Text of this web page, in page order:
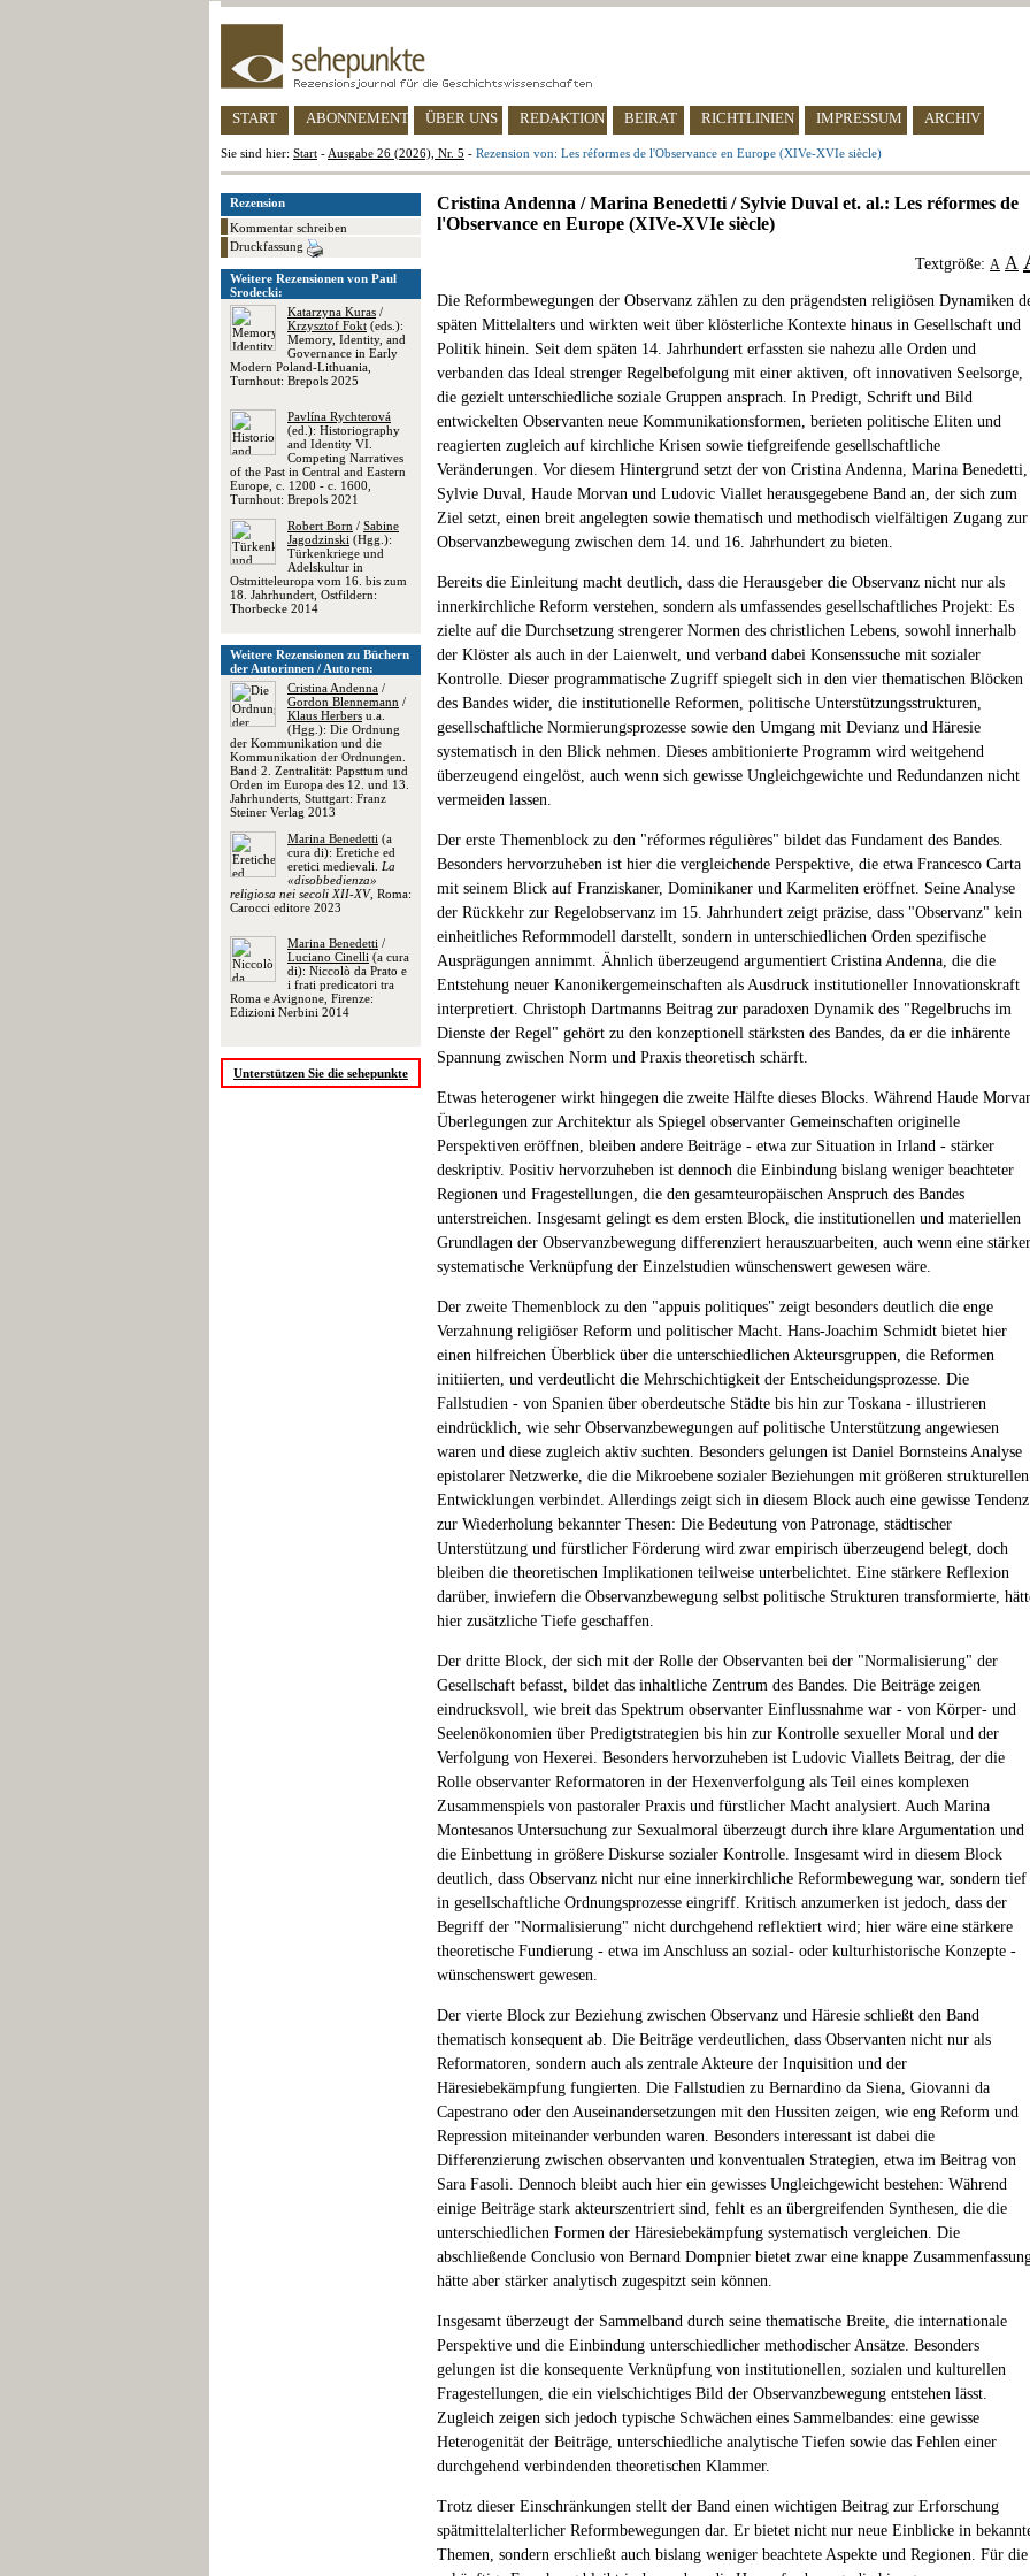
START ABONNEMENT ÜBER UNS REDAKTION BEIRAT RICHTLINIEN IMPRESSUM ARCHIV
Sie sind hier: Start - Ausgabe 26 (2026), Nr. 5 - Rezension von: Les réformes de l'Observance en Europe (XIVe-XVIe siècle)
Rezension
Kommentar schreiben
Druckfassung
Weitere Rezensionen von Paul
Srodecki:
Katarzyna Kuras /
Krzysztof Fokt (eds.):
Memory, Identity, and
Governance in Early
Modern Poland-Lithuania,
Turnhout: Brepols 2025
Pavlína Rychterová
(ed.): Historiography
and Identity VI.
Competing Narratives
of the Past in Central and Eastern
Europe, c. 1200 - c. 1600,
Turnhout: Brepols 2021
Robert Born / Sabine
Jagodzinski (Hgg.):
Türkenkriege und
Adelskultur in
Ostmitteleuropa vom 16. bis zum
18. Jahrhundert, Ostfildern:
Thorbecke 2014
Weitere Rezensionen zu Büchern
der Autorinnen / Autoren:
Cristina Andenna /
Gordon Blennemann /
Klaus Herbers u.a.
(Hgg.): Die Ordnung
der Kommunikation und die
Kommunikation der Ordnungen.
Band 2. Zentralität: Papsttum und
Orden im Europa des 12. und 13.
Jahrhunderts, Stuttgart: Franz
Steiner Verlag 2013
Marina Benedetti (a
cura di): Eretiche ed
eretici medievali. La
«disobbedienza»
religiosa nei secoli XII-XV, Roma:
Carocci editore 2023
Marina Benedetti /
Luciano Cinelli (a cura
di): Niccolò da Prato e
i frati predicatori tra
Roma e Avignone, Firenze:
Edizioni Nerbini 2014
Unterstützen Sie die sehepunkte
Cristina Andenna / Marina Benedetti / Sylvie Duval et. al.: Les réformes de
l'Observance en Europe (XIVe-XVIe siècle)
Textgröße: A A
Die Reformbewegungen der Observanz zählen zu den prägendsten religiösen Dynamiken
späten Mittelalters und wirkten weit über klösterliche Kontexte hinaus in Gesellschaft und
Politik hinein. Seit dem späten 14. Jahrhundert erfassten sie nahezu alle Orden und
verbanden das Ideal strenger Regelbefolgung mit einer aktiven, oft innovativen Seelsorge,
die gezielt unterschiedliche soziale Gruppen ansprach. In Predigt, Schrift und Bild
entwickelten Observanten neue Kommunikationsformen, berieten politische Eliten und
reagierten zugleich auf kirchliche Krisen sowie tiefgreifende gesellschaftliche
Veränderungen. Vor diesem Hintergrund setzt der von Cristina Andenna, Marina Benedetti,
Sylvie Duval, Haude Morvan und Ludovic Viallet herausgegebene Band an, der sich zum
Ziel setzt, einen breit angelegten sowie thematisch und methodisch vielfältigen Zugang zur
Observanzbewegung zwischen dem 14. und 16. Jahrhundert zu bieten.
Bereits die Einleitung macht deutlich, dass die Herausgeber die Observanz nicht nur als
innerkirchliche Reform verstehen, sondern als umfassendes gesellschaftliches Projekt: Es
zielte auf die Durchsetzung strengerer Normen des christlichen Lebens, sowohl innerhalb
der Klöster als auch in der Laienwelt, und verband dabei Konsenssuche mit sozialer
Kontrolle. Dieser programmatische Zugriff spiegelt sich in den vier thematischen Blöcken
des Bandes wider, die institutionelle Reformen, politische Unterstützungsstrukturen,
gesellschaftliche Normierungsprozesse sowie den Umgang mit Devianz und Häresie
systematisch in den Blick nehmen. Dieses ambitionierte Programm wird weitgehend
überzeugend eingelöst, auch wenn sich gewisse Ungleichgewichte und Redundanzen nicht
vermeiden lassen.
Der erste Themenblock zu den "réformes régulières" bildet das Fundament des Bandes.
Besonders hervorzuheben ist hier die vergleichende Perspektive, die etwa Francesco Carta
mit seinem Blick auf Franziskaner, Dominikaner und Karmeliten eröffnet. Seine Analyse
der Rückkehr zur Regelobservanz im 15. Jahrhundert zeigt präzise, dass "Observanz" kein
einheitliches Reformmodell darstellt, sondern in unterschiedlichen Orden spezifische
Ausprägungen annimmt. Ähnlich überzeugend argumentiert Cristina Andenna, die die
Entstehung neuer Kanonikergemeinschaften als Ausdruck institutioneller Innovationskraft
interpretiert. Christoph Dartmanns Beitrag zur paradoxen Dynamik des "Regelbruchs im
Dienste der Regel" gehört zu den konzeptionell stärksten des Bandes, da er die inhärente
Spannung zwischen Norm und Praxis theoretisch schärft.
Etwas heterogener wirkt hingegen die zweite Hälfte dieses Blocks. Während Haude
Überlegungen zur Architektur als Spiegel observanter Gemeinschaften originelle
Perspektiven eröffnen, bleiben andere Beiträge - etwa zur Situation in Irland - stärker
deskriptiv. Positiv hervorzuheben ist dennoch die Einbindung bislang weniger beachteter
Regionen und Fragestellungen, die den gesamteuropäischen Anspruch des Bandes
unterstreichen. Insgesamt gelingt es dem ersten Block, die institutionellen und materiellen
Grundlagen der Observanzbewegung differenziert herauszuarbeiten, auch wenn eine
systematische Verknüpfung der Einzelstudien wünschenswert gewesen wäre.
Der zweite Themenblock zu den "appuis politiques" zeigt besonders deutlich die enge
Verzahnung religiöser Reform und politischer Macht. Hans-Joachim Schmidt bietet hier
einen hilfreichen Überblick über die unterschiedlichen Akteursgruppen, die Reformen
initiierten, und verdeutlicht die Mehrschichtigkeit der Entscheidungsprozesse. Die
Fallstudien - von Spanien über oberdeutsche Städte bis hin zur Toskana - illustrieren
eindrücklich, wie sehr Observanzbewegungen auf politische Unterstützung angewiesen
waren und diese zugleich aktiv suchten. Besonders gelungen ist Daniel Bornsteins Analyse
epistolarer Netzwerke, die die Mikroebene sozialer Beziehungen mit größeren strukturellen
Entwicklungen verbindet. Allerdings zeigt sich in diesem Block auch eine gewisse Tendenz
zur Wiederholung bekannter Thesen: Die Bedeutung von Patronage, städtischer
Unterstützung und fürstlicher Förderung wird zwar empirisch überzeugend belegt, doch
bleiben die theoretischen Implikationen teilweise unterbelichtet. Eine stärkere Reflexion
darüber, inwiefern die Observanzbewegung selbst politische Strukturen transformierte,
hier zusätzliche Tiefe geschaffen.
Der dritte Block, der sich mit der Rolle der Observanten bei der "Normalisierung" der
Gesellschaft befasst, bildet das inhaltliche Zentrum des Bandes. Die Beiträge zeigen
eindrucksvoll, wie breit das Spektrum observanter Einflussnahme war - von Körper- und
Seelenökonomien über Predigtstrategien bis hin zur Kontrolle sexueller Moral und der
Verfolgung von Hexerei. Besonders hervorzuheben ist Ludovic Viallets Beitrag, der die
Rolle observanter Reformatoren in der Hexenverfolgung als Teil eines komplexen
Zusammenspiels von pastoraler Praxis und fürstlicher Macht analysiert. Auch Marina
Montesanos Untersuchung zur Sexualmoral überzeugt durch ihre klare Argumentation und
die Einbettung in größere Diskurse sozialer Kontrolle. Insgesamt wird in diesem Block
deutlich, dass Observanz nicht nur eine innerkirchliche Reformbewegung war, sondern tief
in gesellschaftliche Ordnungsprozesse eingriff. Kritisch anzumerken ist jedoch, dass der
Begriff der "Normalisierung" nicht durchgehend reflektiert wird; hier wäre eine stärkere
theoretische Fundierung - etwa im Anschluss an sozial- oder kulturhistorische Konzepte -
wünschenswert gewesen.
Der vierte Block zur Beziehung zwischen Observanz und Häresie schließt den Band
thematisch konsequent ab. Die Beiträge verdeutlichen, dass Observanten nicht nur als
Reformatoren, sondern auch als zentrale Akteure der Inquisition und der
Häresiebekämpfung fungierten. Die Fallstudien zu Bernardino da Siena, Giovanni da
Capestrano oder den Auseinandersetzungen mit den Hussiten zeigen, wie eng Reform und
Repression miteinander verbunden waren. Besonders interessant ist dabei die
Differenzierung zwischen observanten und konventualen Strategien, etwa im Beitrag von
Sara Fasoli. Dennoch bleibt auch hier ein gewisses Ungleichgewicht bestehen: Während
einige Beiträge stark akteurszentriert sind, fehlt es an übergreifenden Synthesen, die die
unterschiedlichen Formen der Häresiebekämpfung systematisch vergleichen. Die
abschließende Conclusio von Bernard Dompnier bietet zwar eine knappe
hätte aber stärker analytisch zugespitzt sein können.
Insgesamt überzeugt der Sammelband durch seine thematische Breite, die internationale
Perspektive und die Einbindung unterschiedlicher methodischer Ansätze. Besonders
gelungen ist die konsequente Verknüpfung von institutionellen, sozialen und kulturellen
Fragestellungen, die ein vielschichtiges Bild der Observanzbewegung entstehen lässt.
Zugleich zeigen sich jedoch typische Schwächen eines Sammelbandes: eine gewisse
Heterogenität der Beiträge, unterschiedliche analytische Tiefen sowie das Fehlen einer
durchgehend verbindenden theoretischen Klammer.
Trotz dieser Einschränkungen stellt der Band einen wichtigen Beitrag zur Erforschung
spätmittelalterlicher Reformbewegungen dar. Er bietet nicht nur neue Einblicke in
Themen, sondern erschließt auch bislang weniger beachtete Aspekte und Regionen. Für die